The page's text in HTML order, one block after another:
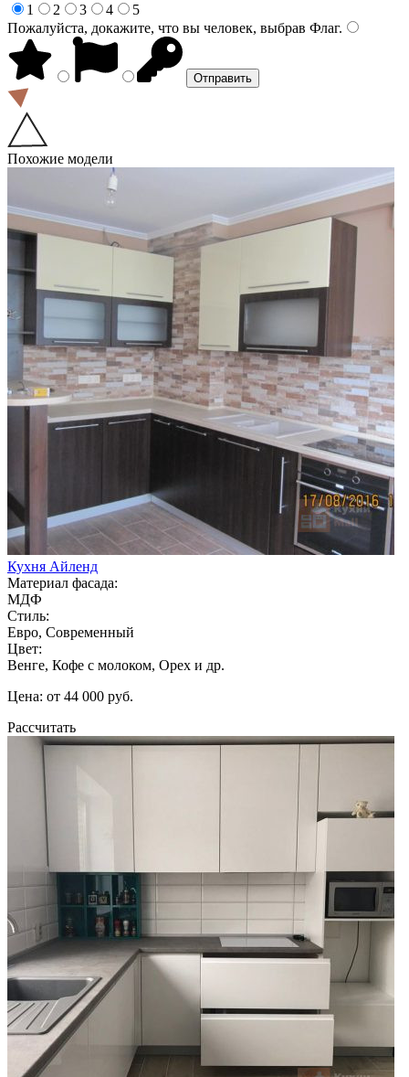
1
2 3 4
5
Пожалуйста, докажите, что вы человек, выбрав Флаг.
Похожие модели
Кухня Айленд
Материал фасада:
МДФ
Стиль:
Евро, Современный
Цвет:
Венге, Кофе с молоком, Орех и др.
Цена: от 44 000 руб.
Рассчитать